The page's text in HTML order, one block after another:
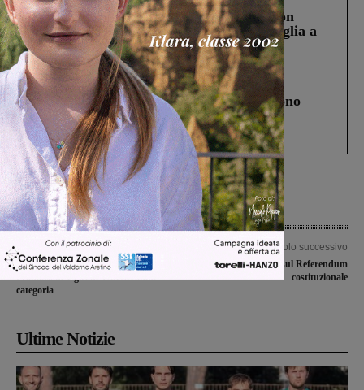
Scomparso da una struttura di Castiglion
Fiorentino l’uomo che aveva ucciso la figlia a
Levane nel 2020
Cronaca 4 Agosto 2026
Un anno fa la strage in A1 in cui morirono
Gianni, Giulia e Franco. Lo schianto, il
processo, lo stop ai sorpassi fra tir....
Articolo precedente
Valdarnesi a segno nei recuperi di
Promozione e girone L di Seconda
categoria
Articolo successivo
Incontro sul Referendum
costituzionale
Ultime Notizie